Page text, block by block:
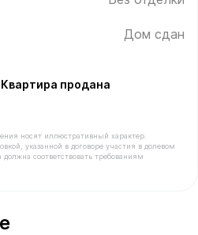
Дом сдан
Квартира продана
носят иллюстративный характер.
указанной в договоре участия в долевом
соответствовать требованиям